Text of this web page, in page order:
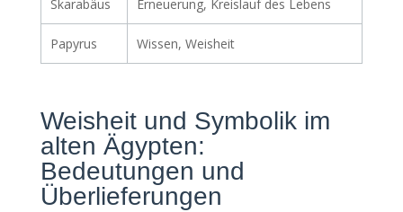
Skarabäus Erneuerung, Kreislauf des Lebens
Papyrus Wissen, Weisheit
Weisheit und Symbolik im
alten Ägypten:
Bedeutungen und
Überlieferungen